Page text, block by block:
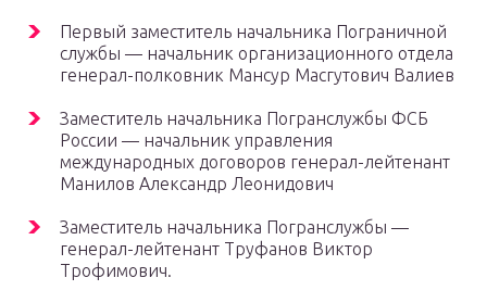
Первый заместитель начальника Пограничной
службы — начальник организационного отдела
генерал-полковник Мансур Масгутович Валиев
Заместитель начальника Погранслужбы ФСБ
России — начальник управления
международных договоров генерал-лейтенант
Манилов Александр Леонидович
Заместитель начальника Погранслужбы —
генерал-лейтенант Труфанов Виктор
Трофимович.